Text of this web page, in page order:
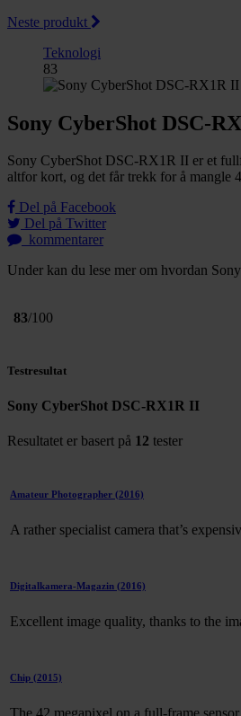
Neste produkt
Teknologi
83
Sony CyberShot DSC-
Sony CyberShot DSC-RX1R II er et
altfor kort, og det får trekk for å mangle
Del på Facebook
Del på Twitter
kommentarer
Under kan du lese mer om hvordan
83/100
Testresultat
Sony CyberShot DSC-RX1R II
Resultatet er basert på 12 tester
Amateur Photographer (2016)
A rather specialist camera that’s
Digitalkamera-Magazin (2016)
Excellent image quality, thanks to the
Chip (2015)
The 42 megapixel on a full-frame